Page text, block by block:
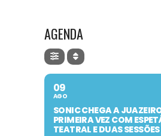
AGENDA
09
AGO
SONIC CHEGA A
PRIMEIRA VEZ COM
TEATRAL E DUAS